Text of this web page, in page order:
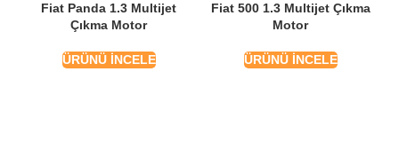
Fiat Panda 1.3 Multijet
Çıkma Motor
ÜRÜNÜ İNCELE
Fiat 500 1.3 Multijet Çıkma
Motor
ÜRÜNÜ İNCELE